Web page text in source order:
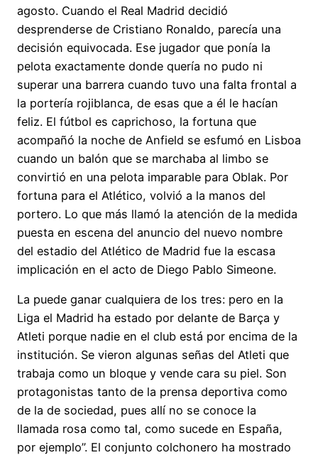
agosto. Cuando el Real Madrid decidió
desprenderse de Cristiano Ronaldo, parecía una
decisión equivocada. Ese jugador que ponía la
pelota exactamente donde quería no pudo ni
superar una barrera cuando tuvo una falta frontal a
la portería rojiblanca, de esas que a él le hacían
feliz. El fútbol es caprichoso, la fortuna que
acompañó la noche de Anfield se esfumó en Lisboa
cuando un balón que se marchaba al limbo se
convirtió en una pelota imparable para Oblak. Por
fortuna para el Atlético, volvió a la manos del
portero. Lo que más llamó la atención de la medida
puesta en escena del anuncio del nuevo nombre
del estadio del Atlético de Madrid fue la escasa
implicación en el acto de Diego Pablo Simeone.
La puede ganar cualquiera de los tres: pero en la
Liga el Madrid ha estado por delante de Barça y
Atleti porque nadie en el club está por encima de la
institución. Se vieron algunas señas del Atleti que
trabaja como un bloque y vende cara su piel. Son
protagonistas tanto de la prensa deportiva como
de la de sociedad, pues allí no se conoce la
llamada rosa como tal, como sucede en España,
por ejemplo”. El conjunto colchonero ha mostrado